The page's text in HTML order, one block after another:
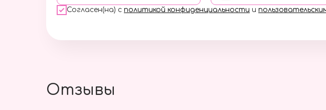
Согласен(на) с политикой конфиденциальности и
Отзывы